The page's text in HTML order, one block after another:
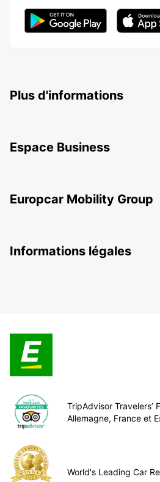
Plus d'informations
Espace Business
Europcar Mobility Group
Informations légales
TripAdvisor Travelers’
Allemagne, France et
World's Leading Car